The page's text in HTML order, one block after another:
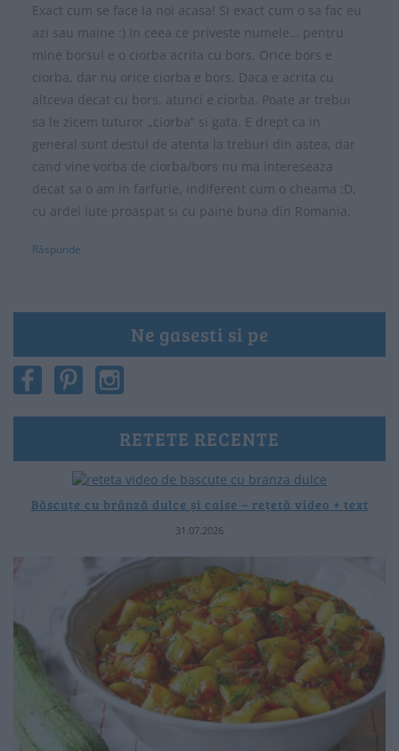
Exact cum se face la noi acasa! Si exact cum o sa fac eu
azi sau maine :) In ceea ce priveste numele… pentru
mine borsul e o ciorba acrita cu bors. Orice bors e
ciorba, dar nu orice ciorba e bors. Daca e acrita cu
altceva decat cu bors, atunci e ciorba. Poate ar trebui
sa le zicem tuturor „ciorba” si gata. E drept ca in
general sunt destul de atenta la treburi din astea, dar
cand vine vorba de ciorba/bors nu ma intereseaza
decat sa o am in farfurie, indiferent cum o cheama :D,
cu ardei iute proaspat si cu paine buna din Romania.
Răspunde
Ne gasesti si pe
RETETE RECENTE
Băscuțe cu brânză dulce și caise – rețetă video + text
31.07.2026